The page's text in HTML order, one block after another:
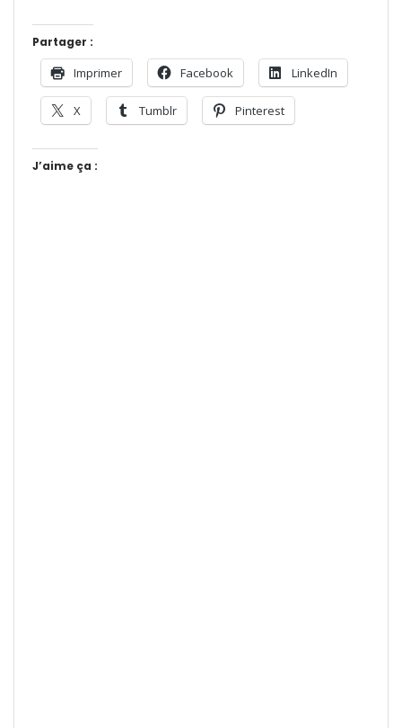
Partager :
Imprimer Facebook LinkedIn
X Tumblr Pinterest
J’aime ça :